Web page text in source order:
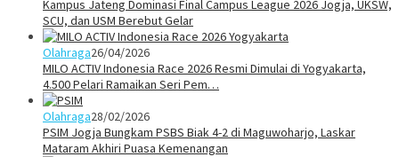
Kampus Jateng Dominasi Final Campus League 2026 Jogja, UKSW,
SCU, dan USM Berebut Gelar
Olahraga26/04/2026
MILO ACTIV Indonesia Race 2026 Resmi Dimulai di Yogyakarta,
4.500 Pelari Ramaikan Seri Pem…
Olahraga28/02/2026
PSIM Jogja Bungkam PSBS Biak 4-2 di Maguwoharjo, Laskar
Mataram Akhiri Puasa Kemenangan